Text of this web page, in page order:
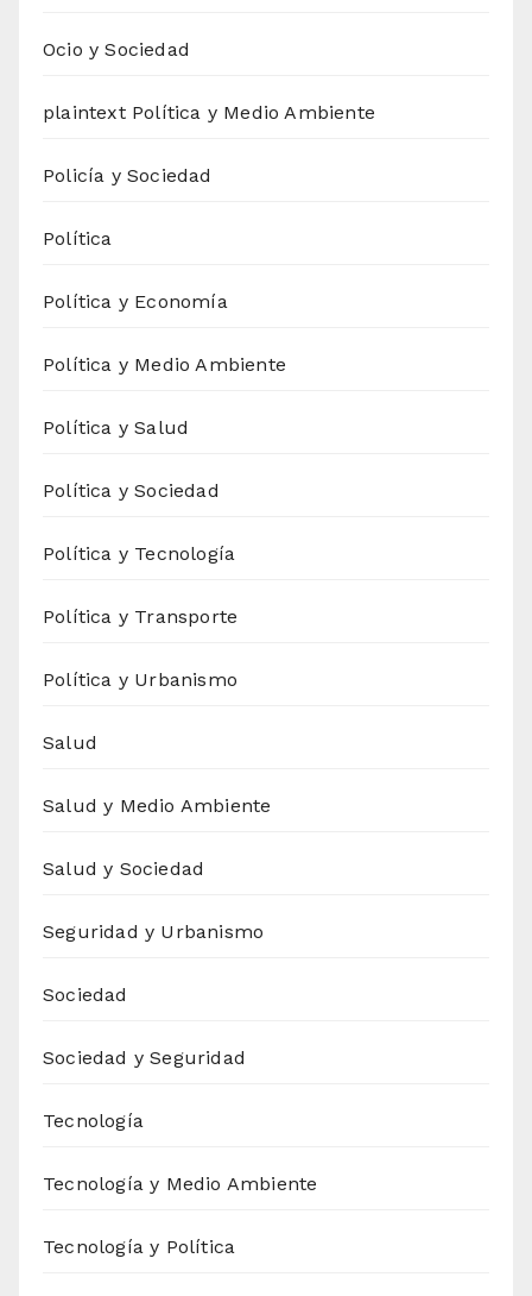
Ocio y Sociedad
plaintext Política y Medio Ambiente
Policía y Sociedad
Política
Política y Economía
Política y Medio Ambiente
Política y Salud
Política y Sociedad
Política y Tecnología
Política y Transporte
Política y Urbanismo
Salud
Salud y Medio Ambiente
Salud y Sociedad
Seguridad y Urbanismo
Sociedad
Sociedad y Seguridad
Tecnología
Tecnología y Medio Ambiente
Tecnología y Política